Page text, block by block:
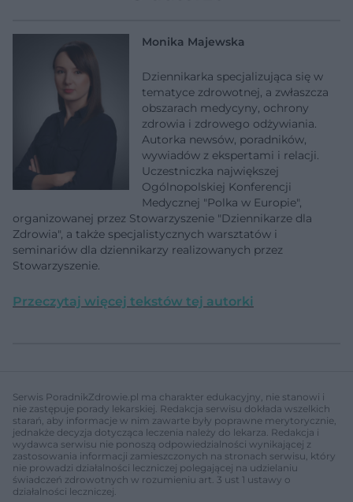
Monika Majewska
Dziennikarka specjalizująca się w
tematyce zdrowotnej, a zwłaszcza
obszarach medycyny, ochrony
zdrowia i zdrowego odżywiania.
Autorka newsów, poradników,
wywiadów z ekspertami i relacji.
Uczestniczka największej
Ogólnopolskiej Konferencji
Medycznej "Polka w Europie",
organizowanej przez Stowarzyszenie "Dziennikarze dla
Zdrowia", a także specjalistycznych warsztatów i
seminariów dla dziennikarzy realizowanych przez
Stowarzyszenie.
Przeczytaj więcej tekstów tej autorki
Serwis PoradnikZdrowie.pl ma charakter edukacyjny, nie stanowi i
nie zastępuje porady lekarskiej. Redakcja serwisu dokłada wszelkich
starań, aby informacje w nim zawarte były poprawne merytorycznie,
jednakże decyzja dotycząca leczenia należy do lekarza. Redakcja i
wydawca serwisu nie ponoszą odpowiedzialności wynikającej z
zastosowania informacji zamieszczonych na stronach serwisu, który
nie prowadzi działalności leczniczej polegającej na udzielaniu
świadczeń zdrowotnych w rozumieniu art. 3 ust 1 ustawy o
działalności leczniczej.